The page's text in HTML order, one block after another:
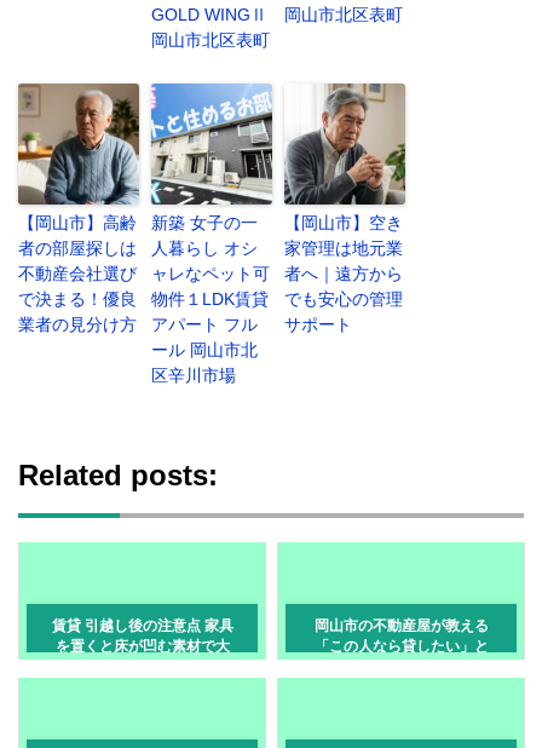
GOLD WINGⅡ
岡山市北区表町
岡山市北区表町
【岡山市】高齢
者の部屋探しは
不動産会社選び
で決まる！優良
業者の見分け方
新築 女子の一
人暮らし オシ
ャレなペット可
物件１LDK賃貸
アパート フル
ール 岡山市北
区辛川市場
【岡山市】空き
家管理は地元業
者へ｜遠方から
でも安心の管理
サポート
Related posts:
賃貸 引越し後の注意点 家具
を置くと床が凹む素材で大
岡山市の不動産屋が教える
「この人なら貸したい」と